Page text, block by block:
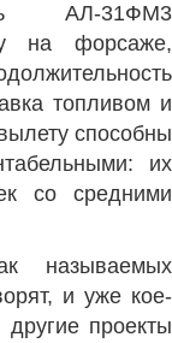
АЛ-31ФМ3
на форсаже,
топливом и
способны
их
со средними
и уже кое-
проекты